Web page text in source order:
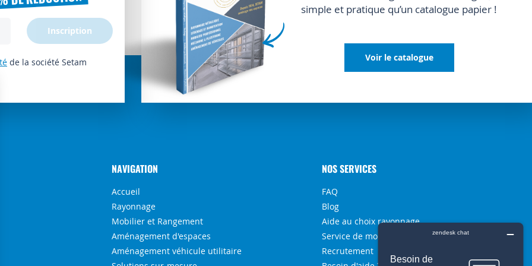
de la société Setam
Inscription
simple et pratique qu’un catalogue papier !
Voir le catalogue
NAVIGATION
Accueil
Rayonnage
Mobilier et Rangement
Aménagement d'espaces
Aménagement véhicule utilitaire
NOS SERVICES
FAQ
Blog
Aide au choix rayonnage
Service de montage
Recrutement